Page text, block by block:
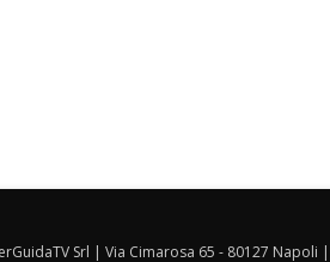
Srl | Via Cimarosa 65 - 80127 Napoli |